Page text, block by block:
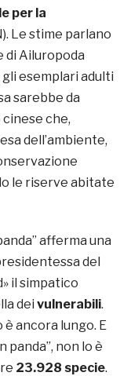
per la
Le stime parlano
di Ailuropoda
gli esemplari adulti
sarebbe da
che,
dell’ambiente,
le riserve abitate
afferma una
del
il simpatico
dei vulnerabili.
è ancora lungo. E
panda”, non lo è
23.928 specie.